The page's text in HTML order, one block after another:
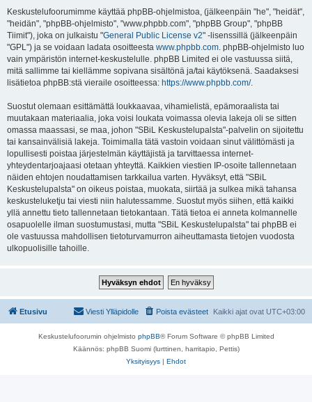
Keskustelufoorumimme käyttää phpBB-ohjelmistoa, (jälkeenpäin "he", "heidät",
"heidän", "phpBB-ohjelmisto", "www.phpbb.com", "phpBB Group", "phpBB
Tiimit"), joka on julkaistu "General Public License v2" -lisenssillä (jälkeenpäin
"GPL") ja se voidaan ladata osoitteesta www.phpbb.com. phpBB-ohjelmisto luo
vain ympäristön internet-keskustelulle. phpBB Limited ei ole vastuussa siitä,
mitä sallimme tai kiellämme sopivana sisältönä ja/tai käytöksenä. Saadaksesi
lisätietoa phpBB:stä vieraile osoitteessa: https://www.phpbb.com/.
Suostut olemaan esittämättä loukkaavaa, vihamielistä, epämoraalista tai
muutakaan materiaalia, joka voisi loukata voimassa olevia lakeja oli se sitten
omassa maassasi, se maa, johon "SBiL Keskustelupalsta"-palvelin on sijoitettu
tai kansainvälisiä lakeja. Toimimalla tätä vastoin voidaan sinut välittömästi ja
lopullisesti poistaa järjestelmän käyttäjistä ja tarvittaessa internet-
yhteydentarjoajaasi otetaan yhteyttä. Kaikkien viestien IP-osoite tallennetaan
näiden ehtojen noudattamisen tarkkailua varten. Hyväksyt, että "SBiL
Keskustelupalsta" on oikeus poistaa, muokata, siirtää ja sulkea mikä tahansa
keskusteluketju tai viesti niin halutessamme. Suostut myös siihen, että kaikki
yllä annettu tieto tallennetaan tietokantaan. Tätä tietoa ei anneta kolmannelle
osapuolelle ilman suostumustasi, mutta "SBiL Keskustelupalsta" tai phpBB ei
ole vastuussa mahdollisen tietoturvamurron aiheuttamasta tietojen vuodosta
ulkopuolisille tahoille.
Etusivu Kaikki ajat ovat UTC+03:00
Poista evästeet
Viesti Ylläpidolle
Keskustelufoorumin ohjelmisto phpBB® Forum Software © phpBB Limited
Käännös: phpBB Suomi (lurttinen, harritapio, Pettis)
Yksityisyys | Ehdot